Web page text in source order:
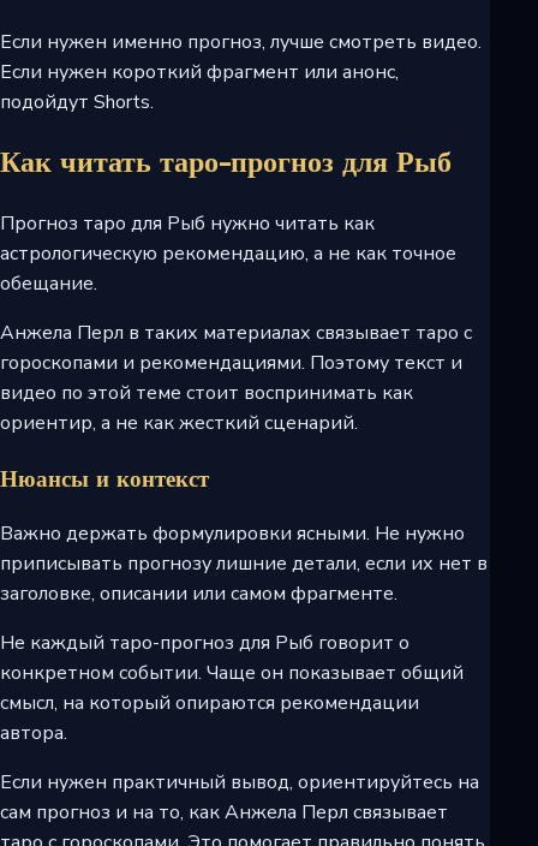
Если нужен именно прогноз, лучше смотреть видео.
Если нужен короткий фрагмент или анонс,
подойдут Shorts.
Как читать таро-прогноз для Рыб
Прогноз таро для Рыб нужно читать как
астрологическую рекомендацию, а не как точное
обещание.
Анжела Перл в таких материалах связывает таро с
гороскопами и рекомендациями. Поэтому текст и
видео по этой теме стоит воспринимать как
ориентир, а не как жесткий сценарий.
Нюансы и контекст
Важно держать формулировки ясными. Не нужно
приписывать прогнозу лишние детали, если их нет в
заголовке, описании или самом фрагменте.
Не каждый таро-прогноз для Рыб говорит о
конкретном событии. Чаще он показывает общий
смысл, на который опираются рекомендации
автора.
Если нужен практичный вывод, ориентируйтесь на
сам прогноз и на то, как Анжела Перл связывает